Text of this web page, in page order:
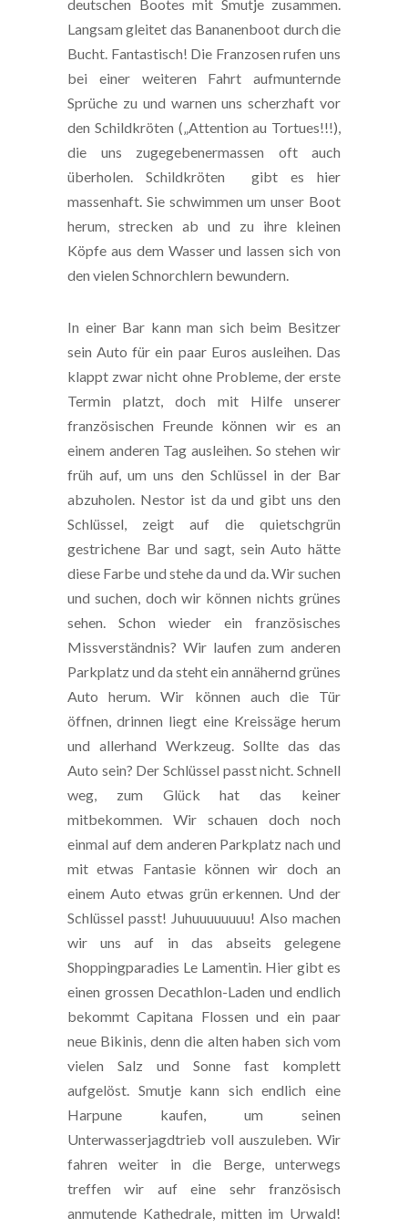
deutschen Bootes mit Smutje zusammen.
Langsam gleitet das Bananenboot durch die
Bucht. Fantastisch! Die Franzosen rufen uns
bei einer weiteren Fahrt aufmunternde
Sprüche zu und warnen uns scherzhaft vor
den Schildkröten („Attention au Tortues!!!),
die uns zugegebenermassen oft auch
überholen. Schildkröten gibt es hier
massenhaft. Sie schwimmen um unser Boot
herum, strecken ab und zu ihre kleinen
Köpfe aus dem Wasser und lassen sich von
den vielen Schnorchlern bewundern.
In einer Bar kann man sich beim Besitzer
sein Auto für ein paar Euros ausleihen. Das
klappt zwar nicht ohne Probleme, der erste
Termin platzt, doch mit Hilfe unserer
französischen Freunde können wir es an
einem anderen Tag ausleihen. So stehen wir
früh auf, um uns den Schlüssel in der Bar
abzuholen. Nestor ist da und gibt uns den
Schlüssel, zeigt auf die quietschgrün
gestrichene Bar und sagt, sein Auto hätte
diese Farbe und stehe da und da. Wir suchen
und suchen, doch wir können nichts grünes
sehen. Schon wieder ein französisches
Missverständnis? Wir laufen zum anderen
Parkplatz und da steht ein annähernd grünes
Auto herum. Wir können auch die Tür
öffnen, drinnen liegt eine Kreissäge herum
und allerhand Werkzeug. Sollte das das
Auto sein? Der Schlüssel passt nicht. Schnell
weg, zum Glück hat das keiner
mitbekommen. Wir schauen doch noch
einmal auf dem anderen Parkplatz nach und
mit etwas Fantasie können wir doch an
einem Auto etwas grün erkennen. Und der
Schlüssel passt! Juhuuuuuuuu! Also machen
wir uns auf in das abseits gelegene
Shoppingparadies Le Lamentin. Hier gibt es
einen grossen Decathlon-Laden und endlich
bekommt Capitana Flossen und ein paar
neue Bikinis, denn die alten haben sich vom
vielen Salz und Sonne fast komplett
aufgelöst. Smutje kann sich endlich eine
Harpune kaufen, um seinen
Unterwasserjagdtrieb voll auszuleben. Wir
fahren weiter in die Berge, unterwegs
treffen wir auf eine sehr französisch
anmutende Kathedrale, mitten im Urwald!